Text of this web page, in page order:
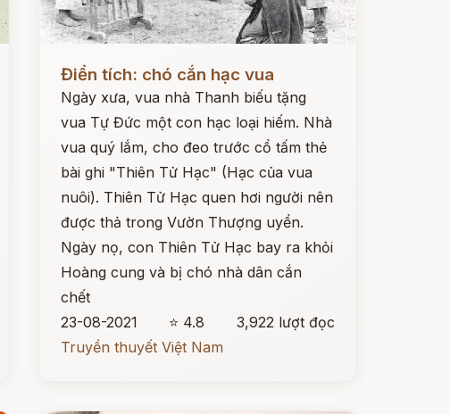
Đọc ngay
Điển tích: chó cắn hạc vua
Ngày xưa, vua nhà Thanh biếu tặng
vua Tự Đức một con hạc loại hiếm. Nhà
vua quý lắm, cho đeo trước cổ tấm thẻ
bài ghi "Thiên Tử Hạc" (Hạc của vua
nuôi). Thiên Tử Hạc quen hơi người nên
được thả trong Vườn Thượng uyển.
Ngày nọ, con Thiên Tử Hạc bay ra khỏi
Hoàng cung và bị chó nhà dân cắn
chết
23-08-2021
⭐ 4.8
3,922 lượt đọc
Truyền thuyết Việt Nam